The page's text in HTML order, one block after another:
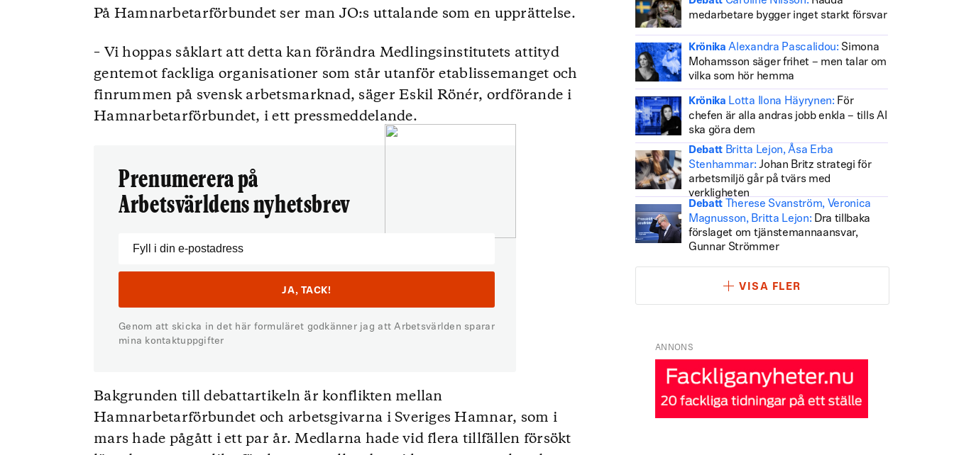
På Hamnarbetarförbundet ser man JO:s uttalande som en upprättelse.
– Vi hoppas såklart att detta kan förändra Medlingsinstitutets attityd
gentemot fackliga organisationer som står utanför etablissemanget och
finrummen på svensk arbetsmarknad, säger Eskil Rönér, ordförande i
Hamnarbetarförbundet, i ett pressmeddelande.
Prenumerera på
Arbetsvärldens nyhetsbrev
Genom att skicka in det här formuläret godkänner jag att Arbetsvärlden sparar
mina kontaktuppgifter
Bakgrunden till debattartikeln är konflikten mellan
Hamnarbetarförbundet och arbetsgivarna i Sveriges Hamnar, som i
mars hade pågått i ett par år. Medlarna hade vid flera tillfällen försökt
medarbetare bygger inget starkt försvar
Krönika Alexandra Pascalidou: Simona
Mohamsson säger frihet – men talar om
vilka som hör hemma
Krönika Lotta Ilona Häyrynen: För
chefen är alla andras jobb enkla – tills AI
ska göra dem
Debatt Britta Lejon, Åsa Erba
Stenhammar: Johan Britz strategi för
arbetsmiljö går på tvärs med
verkligheten
Debatt
Therese Svanström, Veronica
Magnusson, Britta Lejon: Dra tillbaka
förslaget om tjänstemannaansvar,
Gunnar Strömmer
VISA FLER
ANNONS